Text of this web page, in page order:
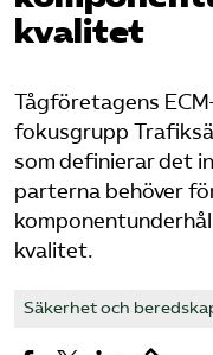
Bli medlem
Logga in på
Sök på
kvalitet
Tågföretagens
fokusgrupp
som definierar det
parterna behöver
kvalitet.
Säkerhet och